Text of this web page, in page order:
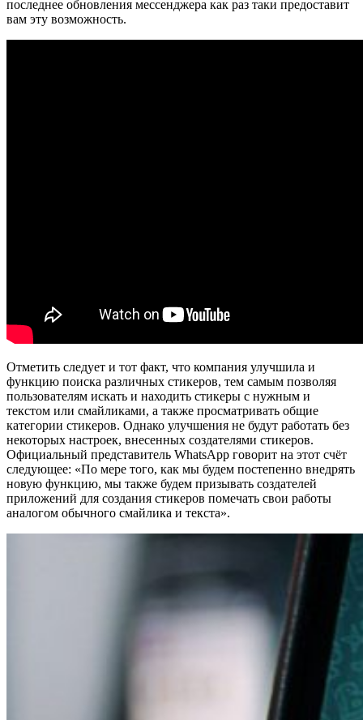
последнее обновления мессенджера как раз таки предоставит
вам эту возможность.
Отметить следует и тот факт, что компания улучшила и
функцию поиска различных стикеров, тем самым позволяя
пользователям искать и находить стикеры с нужным и
текстом или смайликами, а также просматривать общие
категории стикеров. Однако улучшения не будут работать без
некоторых настроек, внесенных создателями стикеров.
Официальный представитель WhatsApp говорит на этот счёт
следующее: «По мере того, как мы будем постепенно внедрять
новую функцию, мы также будем призывать создателей
приложений для создания стикеров помечать свои работы
аналогом обычного смайлика и текста».